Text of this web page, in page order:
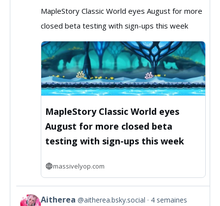
MassivelyOP
Bluesky
MapleStory Classic World eyes August for more
closed beta testing with sign-ups this week
MapleStory Classic World eyes
August for more closed beta
testing with sign-ups this week
massivelyop.com
View
Aitherea @aitherea.bsky.social 4 semaines